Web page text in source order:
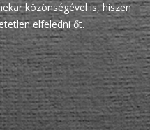
közönségével is, hiszen
elfeledni őt.